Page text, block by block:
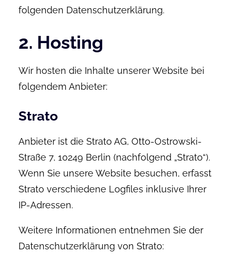
folgenden Datenschutzerklärung.
2. Hosting
Wir hosten die Inhalte unserer Website bei
folgendem Anbieter:
Strato
Anbieter ist die Strato AG, Otto-Ostrowski-
Straße 7, 10249 Berlin (nachfolgend „Strato“).
Wenn Sie unsere Website besuchen, erfasst
Strato verschiedene Logfiles inklusive Ihrer
IP-Adressen.
Weitere Informationen entnehmen Sie der
Datenschutzerklärung von Strato: